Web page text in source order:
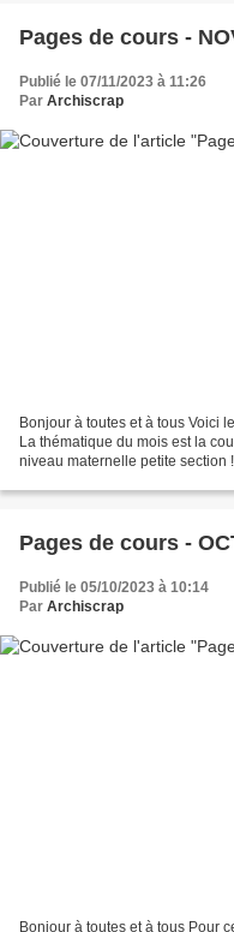
Pages de cours -
Publié le 07/11/2023 à 11:26
Par Archiscrap
Bonjour à toutes et à tous Voici
La thématique du mois est la
niveau maternelle petite section
Pages de cours -
Publié le 05/10/2023 à 10:14
Par Archiscrap
Bonjour à toutes et à tous Pour